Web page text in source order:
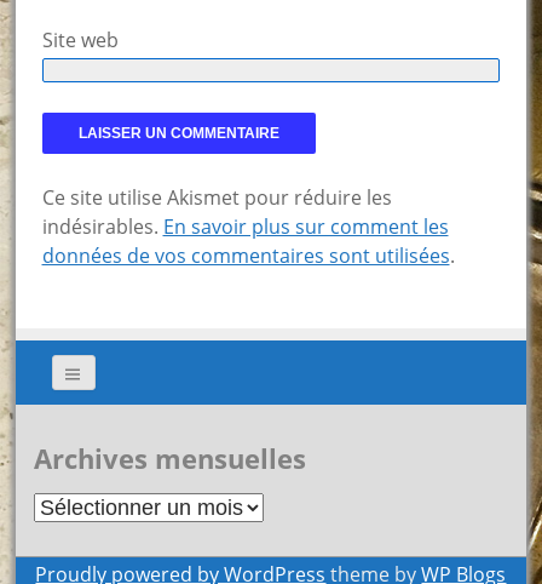
Site web
Ce site utilise Akismet pour réduire les
indésirables. En savoir plus sur comment les
données de vos commentaires sont utilisées.
Archives mensuelles
Archives
Proudly powered by WordPress theme byWP Blogs